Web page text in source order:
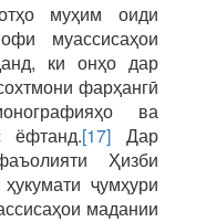
муҳим оиди
муассисаҳои
ки онҳо дар
фарҳангӣ
ва
ёфтанд.[17] Дар
Ҳизби
ҷумҳури
мадании